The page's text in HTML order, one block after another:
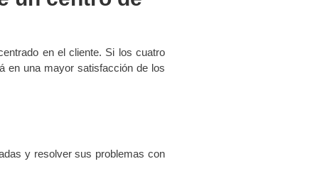
en el cliente. Si los cuatro
en una mayor satisfacción de los
y resolver sus problemas con